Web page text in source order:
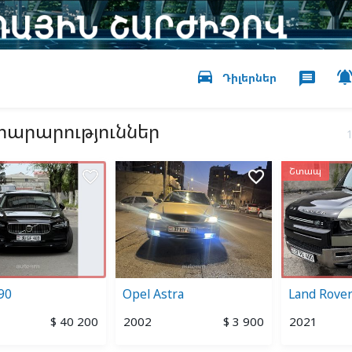

message
directions_car Դիլերներ
$ 40 200
favorite_border
Opel Astra
2002 $ 3 900
favorite_border Շտապ
Land
2021